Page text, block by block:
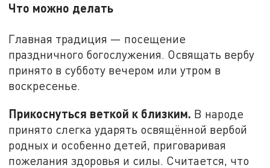
Что можно делать
Главная традиция — посещение
праздничного богослужения. Освящать вербу
принято в субботу вечером или утром в
воскресенье.
Прикоснуться веткой к близким. В народе
принято слегка ударять освящённой вербой
родных и особенно детей, приговаривая
пожелания здоровья и силы. Считается, что